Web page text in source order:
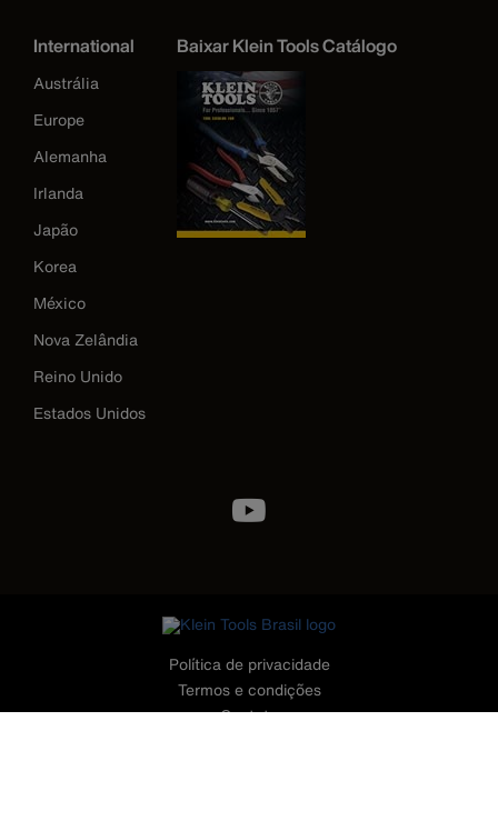
International
Austrália
Europe
Alemanha
Irlanda
Japão
Korea
México
Nova Zelândia
Reino Unido
Estados Unidos
Baixar Klein Tools Catálogo
Política de privacidade
Termos e condições
Contato